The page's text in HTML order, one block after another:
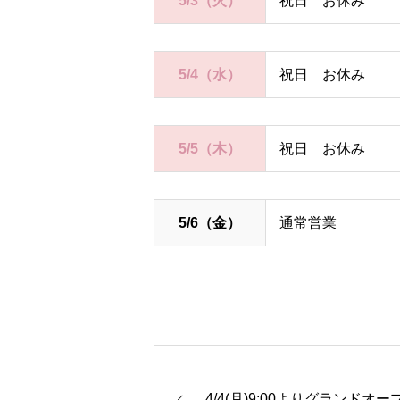
5/4（水） 祝日 お休み
5/5（木） 祝日 お休み
5/6（金） 通常営業